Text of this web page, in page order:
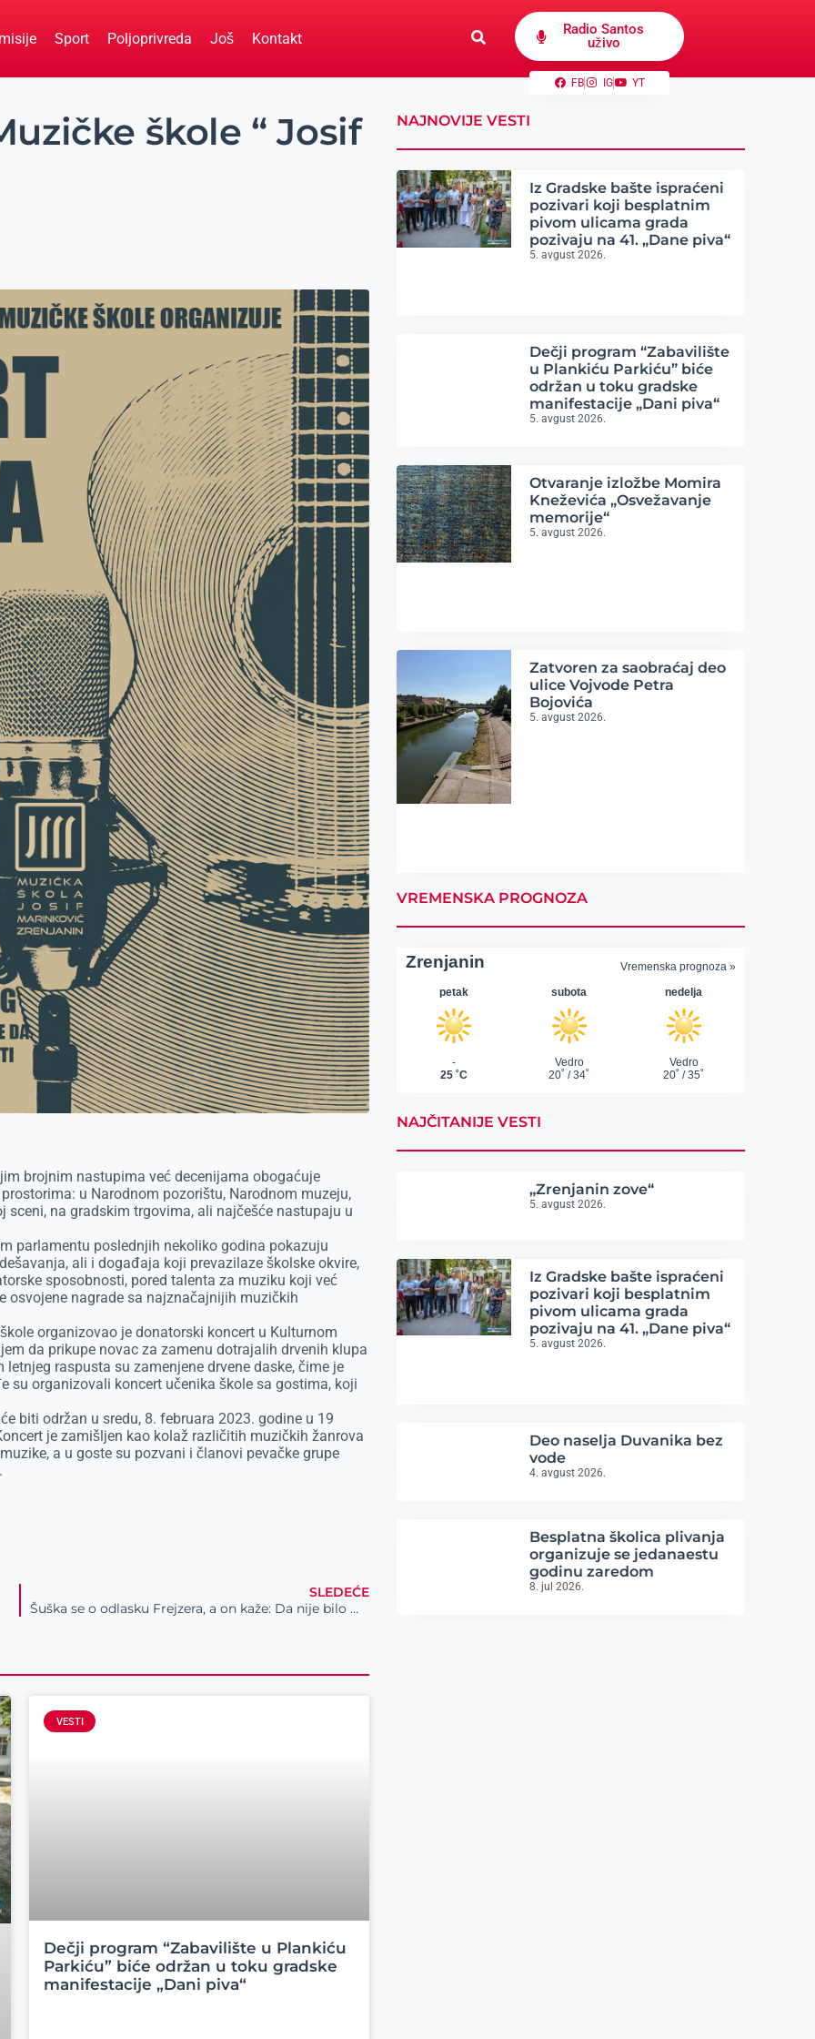
Sport Poljoprivreda Još Kontakt
Radio Santos
uživo
FB IG YT
škole “ Josif
brojnim nastupima već decenijama obogaćuje
u Narodnom pozorištu, Narodnom muzeju,
na gradskim trgovima, ali najčešće nastupaju u
parlamentu poslednjih nekoliko godina pokazuju
ali i događaja koji prevazilaze školske okvire,
sposobnosti, pored talenta za muziku koji već
osvojene nagrade sa najznačajnijih muzičkih
organizovao je donatorski koncert u Kulturnom
da prikupe novac za zamenu dotrajalih drvenih klupa
raspusta su zamenjene drvene daske, čime je
su organizovali koncert učenika škole sa gostima, koji
biti održan u sredu, 8. februara 2023. godine u 19
je zamišljen kao kolaž različitih muzičkih žanrova
a u goste su pozvani i članovi pevačke grupe
SLEDEĆE
Šuška se o odlasku Frejzera, a on kaže: Da nije bilo Dženkinsa, ne bih bio na evropskom radaru… (VIDEO)
VESTI
Dečji program “Zabavilište u Plankiću
Parkiću” biće održan u toku gradske
manifestacije „Dani piva“
NAJNOVIJE VESTI
Iz Gradske bašte ispraćeni
pozivari koji besplatnim
pivom ulicama grada
pozivaju na 41. „Dane piva“
5. avgust 2026.
Dečji program “Zabavilište
u Plankiću Parkiću” biće
održan u toku gradske
manifestacije „Dani piva“
5. avgust 2026.
Otvaranje izložbe Momira
Kneževića „Osvežavanje
memorije“
5. avgust 2026.
Zatvoren za saobraćaj deo
ulice Vojvode Petra
Bojovića
5. avgust 2026.
VREMENSKA PROGNOZA
NAJČITANIJE VESTI
„Zrenjanin zove“
5. avgust 2026.
Iz Gradske bašte ispraćeni
pozivari koji besplatnim
pivom ulicama grada
pozivaju na 41. „Dane piva“
5. avgust 2026.
Deo naselja Duvanika bez
vode
4. avgust 2026.
Besplatna školica plivanja
organizuje se jedanaestu
godinu zaredom
8. jul 2026.